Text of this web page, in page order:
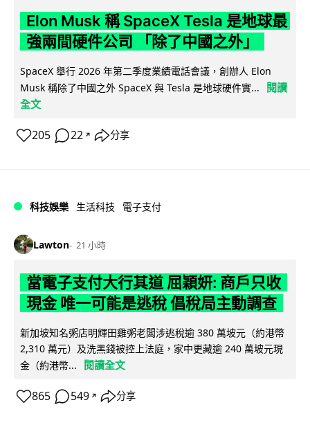
Elon Musk 稱 SpaceX Tesla 是地球最
強兩間硬件公司 「除了中國之外」
SpaceX 舉行 2026 年第二季度業績電話會議，創辦人 Elon
Musk 稱除了中國之外 SpaceX 與 Tesla 是地球硬件實...
閱讀
全文
205 22 ↗ 分享
科技娛樂 生活科技 電子支付
Lawton 21 小時
當電子支付大行其道 屈穎妍: 商戶只收
現金 唯一可能是逃稅 倡稅局主動調查
新加坡知名粥店明輝田雞粥老闆涉逃稅逾 380 萬坡元（約港幣
2,310 萬元）及洗黑錢被控上法庭，家中更藏逾 240 萬坡元現
金（約港幣...
閱讀全文
865 549 ↗ 分享